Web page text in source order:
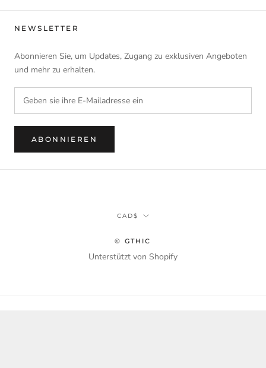
NEWSLETTER
Abonnieren Sie, um Updates, Zugang zu exklusiven Angeboten
und mehr zu erhalten.
ABONNIEREN
Währung
CAD$
© GTHIC
Unterstützt von Shopify